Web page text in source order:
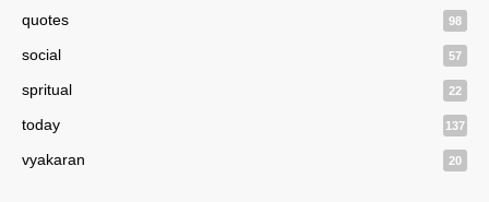
quotes 98
social 57
spritual 22
today 137
vyakaran 20